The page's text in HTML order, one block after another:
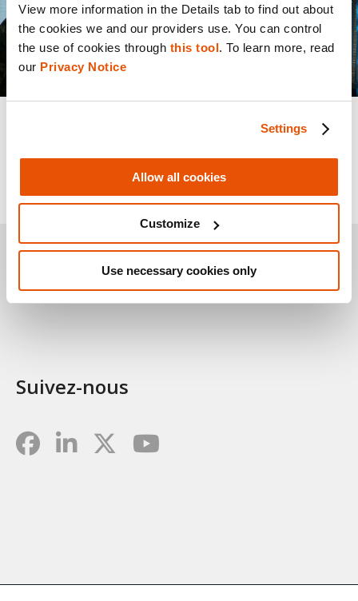
View more information in the Details tab to find out about
the cookies we and our providers use. You can control
the use of cookies through this tool. To learn more, read
our Privacy Notice
Settings
Allow all cookies
Customize
Use necessary cookies only
Cellebrite annonce sa MàJ du printemps
2026 : accès aux nouveaux appareils à la
pointe de l’industrie et expansion
multicloud
Load More
Suivez-nous